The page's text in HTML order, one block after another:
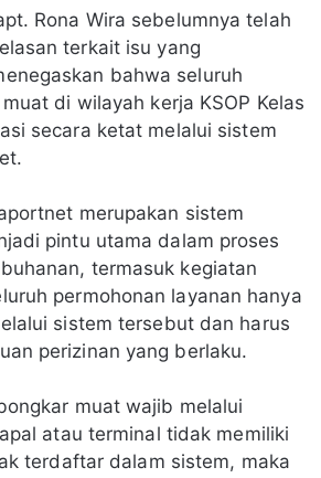
Rona Wira sebelumnya telah
terkait isu yang
bahwa seluruh
di wilayah kerja KSOP Kelas
secara ketat melalui sistem
merupakan sistem
pintu utama dalam proses
termasuk kegiatan
permohonan layanan hanya
sistem tersebut dan harus
perizinan yang berlaku.
muat wajib melalui
atau terminal tidak memiliki
terdaftar dalam sistem, maka